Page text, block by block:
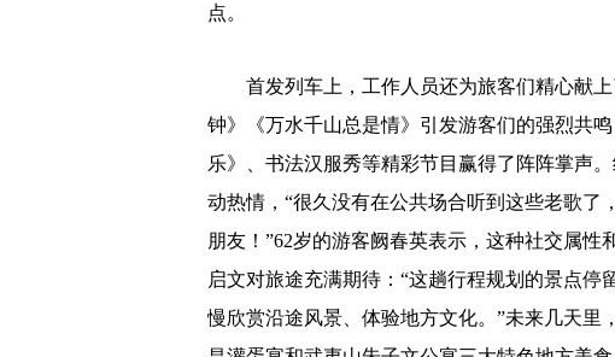
点。
首发列车上，工作人员还为旅客们精心献上
钟》《万水千山总是情》引发游客们的强烈共
乐》、书法汉服秀等精彩节目赢得了阵阵掌声
动热情，“很久没有在公共场合听到这些老歌了
朋友！”62岁的游客阙春英表示，这种社交属
启文对旅途充满期待：“这趟行程规划的景点
慢欣赏沿途风景、体验地方文化。”未来几天里